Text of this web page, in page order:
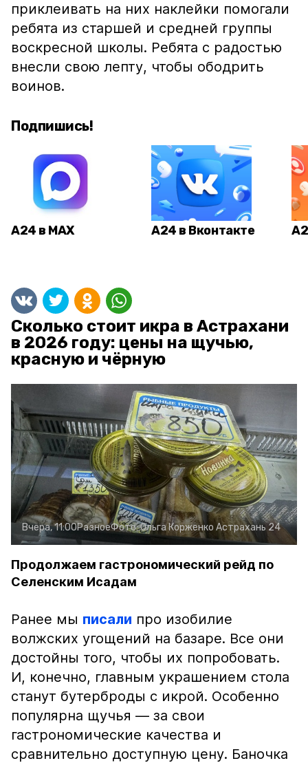
приклеивать на них наклейки помогали
ребята из старшей и средней группы
воскресной школы. Ребята с радостью
внесли свою лепту, чтобы ободрить
воинов.
Подпишись!
А24 в MAX А24 в Вконтакте
Сколько стоит икра в Астрахани
в 2026 году: цены на щучью,
красную и чёрную
Вчера, 11:00РазноеФото:Ольга Корженко Астрахань 24
Продолжаем гастрономический рейд по
Селенским Исадам
Ранее мы писали про изобилие
волжских угощений на базаре. Все они
достойны того, чтобы их попробовать.
И, конечно, главным украшением стола
станут бутерброды с икрой. Особенно
популярна щучья — за свои
гастрономические качества и
сравнительно доступную цену. Баночка